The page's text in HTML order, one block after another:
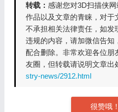
转载： 感谢您对3D扫描侠
作品以及文章的青睐，对于
不承担相关法律责任，如发
违规的内容，请加微信告知
配合删除。非常欢迎各位朋
友圈，但转载请说明文章出
stry-news/2912.html
很赞哦！